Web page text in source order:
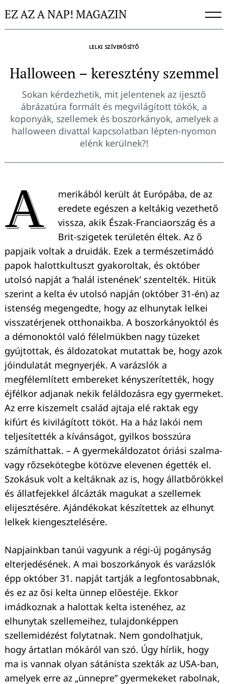
toEZ AZ A NAP! MAGAZIN
LELKI SZÍVERŐSÍTŐ
Halloween – keresztény szemmel
Sokan kérdezhetik, mit jelentenek az ijesztő
ábrázatúra formált és megvilágított tökök, a
koponyák, szellemek és boszorkányok, amelyek a
halloween divattal kapcsolatban lépten-nyomon
elénk kerülnek?!
A
merikából került át Európába, de az
eredete egészen a keltákig vezethető
vissza, akik Észak-Franciaország és a
Brit-szigetek területén éltek. Az ő
papjaik voltak a druidák. Ezek a természetimádó
papok halottkultuszt gyakoroltak, és október
utolsó napját a ’halál istenének’ szentelték. Hitük
szerint a kelta év utolsó napján (október 31-én) az
istenség megengedte, hogy az elhunytak lelkei
visszatérjenek otthonaikba. A boszorkányoktól és
a démonoktól való félelmükben nagy tüzeket
gyújtottak, és áldozatokat mutattak be, hogy azok
jóindulatát megnyerjék. A varázslók a
megfélemlített embereket kényszerítették, hogy
éjfélkor adjanak nekik feláldozásra egy gyermeket.
Az erre kiszemelt család ajtaja elé raktak egy
kifúrt és kivilágított tököt. Ha a ház lakói nem
teljesítették a kívánságot, gyilkos bosszúra
számíthattak. – A gyermekáldozatot óriási szalma-
vagy rőzsekötegbe kötözve elevenen égették el.
Szokásuk volt a keltáknak az is, hogy állatbőrökkel
és állatfejekkel álcázták magukat a szellemek
elijesztésére. Ajándékokat készítettek az elhunyt
lelkek kiengesztelésére.
Napjainkban tanúi vagyunk a régi-új pogányság
elterjedésének. A mai boszorkányok és varázslók
épp október 31. napját tartják a legfontosabbnak,
és ez az ősi kelta ünnep előestéje. Ekkor
imádkoznak a halottak kelta istenéhez, az
elhunytak szellemeihez, tulajdonképpen
szellemidézést folytatnak. Nem gondolhatjuk,
hogy ártatlan mókáról van szó. Úgy hírlik, hogy
ma is vannak olyan sátánista szekták az USA-ban,
amelyek erre az „ünnepre” gyermekeket rabolnak,